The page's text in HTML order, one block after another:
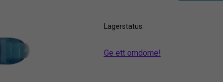
Lagerstatus
Ge ett omdöme!